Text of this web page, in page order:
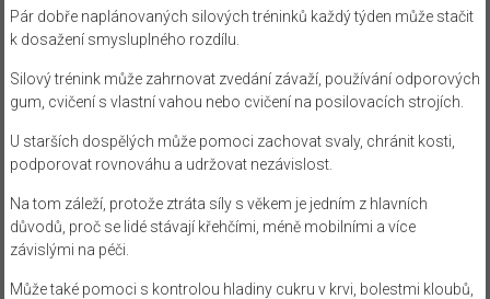
Pár dobře naplánovaných silových tréninků každý týden může stačit
k dosažení smysluplného rozdílu.
Silový trénink může zahrnovat zvedání závaží, používání odporových
gum, cvičení s vlastní vahou nebo cvičení na posilovacích strojích.
U starších dospělých může pomoci zachovat svaly, chránit kosti,
podporovat rovnováhu a udržovat nezávislost.
Na tom záleží, protože ztráta síly s věkem je jedním z hlavních
důvodů, proč se lidé stávají křehčími, méně mobilními a více
závislými na péči.
Může také pomoci s kontrolou hladiny cukru v krvi, bolestmi kloubů,